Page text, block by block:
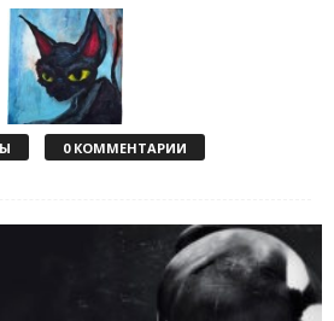
0 КОММЕНТАРИИ